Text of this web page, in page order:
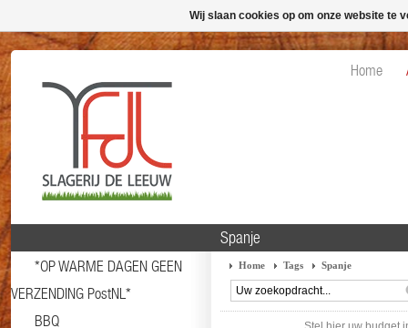
Home
*OP WARME DAGEN GEEN
VERZENDING PostNL*
BBQ
Spanje
Home Tags Spanje
Wij slaan cookies op om onze website te